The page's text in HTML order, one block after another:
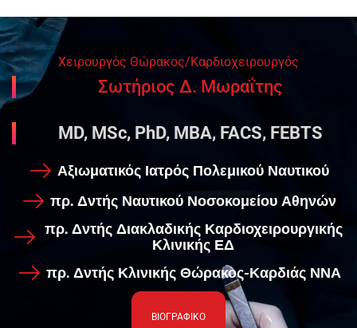
Χειρουργός Θώρακος/Καρδιοχειρουργός
Σωτήριος Δ. Μωραΐτης
MD, MSc, PhD, MBA, FACS, FEBTS
Αξιωματικός Ιατρός Πολεμικού Ναυτικού
πρ. Δντής Ναυτικού Νοσοκομείου Αθηνών
πρ. Δντής Διακλαδικής Καρδιοχειρουργικής
Κλινικής ΕΔ
πρ. Δντής Κλινικής Θώρακος-Καρδιάς ΝΝΑ
ΒΙΟΓΡΑΦΙΚΟ